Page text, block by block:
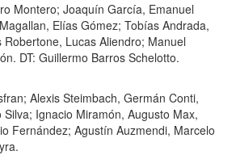
Montero; Joaquín García, Emanuel
Elías Gómez; Tobías Andrada,
Lucas Aliendro; Manuel
DT: Guillermo Barros Schelotto.
Alexis Steimbach, Germán Conti,
Ignacio Miramón, Augusto Max,
Fernández; Agustín Auzmendi, Marcelo